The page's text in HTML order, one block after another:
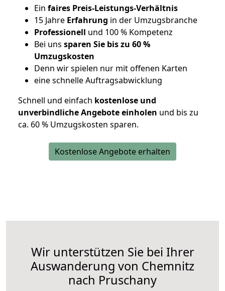
Ein faires Preis-Leistungs-Verhältnis
15 Jahre Erfahrung in der Umzugsbranche
Professionell und 100 % Kompetenz
Bei uns sparen Sie bis zu 60 %
Umzugskosten
Denn wir spielen nur mit offenen Karten
eine schnelle Auftragsabwicklung
Schnell und einfach kostenlose und
unverbindliche Angebote einholen und bis zu
ca. 60 % Umzugskosten sparen.
Kostenlose Angebote erhalten
Wir unterstützen Sie bei Ihrer
Auswanderung von Chemnitz
nach Pruschany